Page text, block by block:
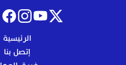
الرئيسية
إتصل بنا